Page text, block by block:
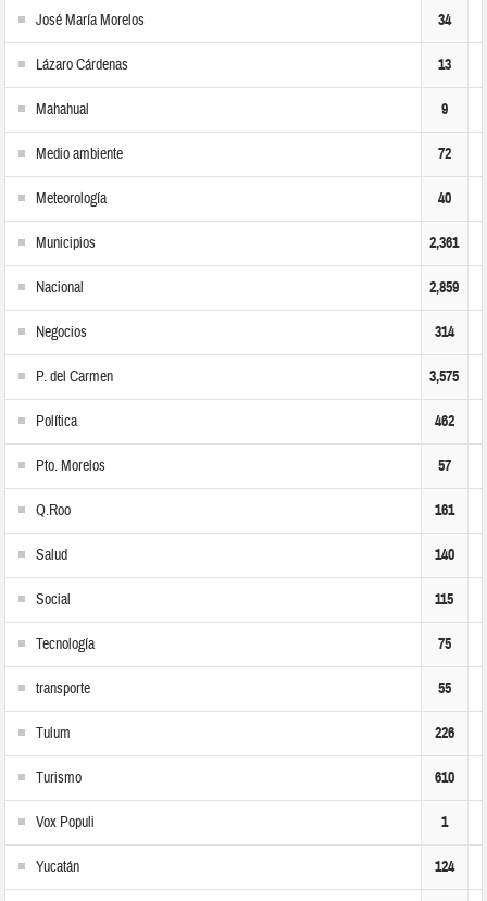
José María Morelos 34
Lázaro Cárdenas 13
Mahahual 9
Medio ambiente 72
Meteorología 40
Municipios 2,361
Nacional 2,859
Negocios 314
P. del Carmen 3,575
Política 462
Pto. Morelos 57
Q.Roo 161
Salud 140
Social 115
Tecnología 75
transporte 55
Tulum 226
Turismo 610
Vox Populi 1
Yucatán 124